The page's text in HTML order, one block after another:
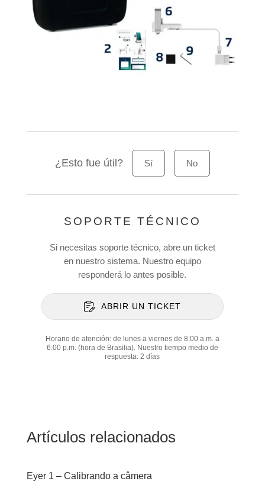
¿Esto fue útil? Sí No
SOPORTE TÉCNICO
Si necesitas soporte técnico, abre un ticket
en nuestro sistema. Nuestro equipo
responderá lo antes posible.
ABRIR UN TICKET
Horario de atención: de lunes a viernes de 8:00 a.m. a
6:00 p.m. (hora de Brasilia). Nuestro tiempo medio de
respuesta: 2 días
Artículos relacionados
Eyer 1 – Calibrando a câmera